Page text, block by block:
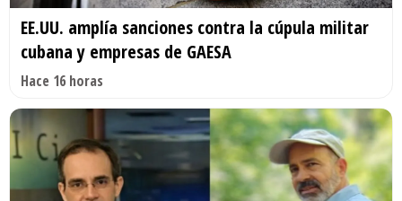
EE.UU. amplía sanciones contra la cúpula militar
cubana y empresas de GAESA
Hace 16 horas